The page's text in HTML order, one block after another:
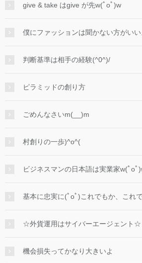
give & take はgive が先w(ﾟoﾟ)w
僕にファッションは聞かない方がいい
判断基準は相手の経験(^0^)/
ピラミッドの創り方
ごめんなさいm(__)m
村創りの一歩)^o^(
ビジネスマンの日本語は実業家w(ﾟoﾟ
基本に忠実に(ﾟoﾟ)これでもか、これ
☆外貨運用はサイバーエージェント☆
機会損失ってかなり大きいよ